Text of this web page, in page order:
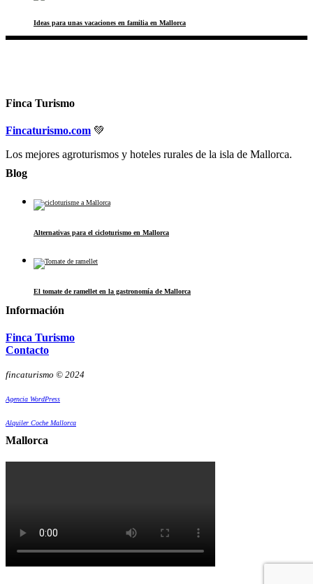
Ideas para unas vacaciones en familia en Mallorca
Finca Turismo
Fincaturismo.com 💚
Los mejores agroturismos y hoteles rurales de la isla de Mallorca.
Blog
Alternativas para el cicloturismo en Mallorca
El tomate de ramellet en la gastronomía de Mallorca
Información
Finca Turismo
Contacto
fincaturismo © 2024
Agencia WordPress
Alquiler Coche Mallorca
Mallorca